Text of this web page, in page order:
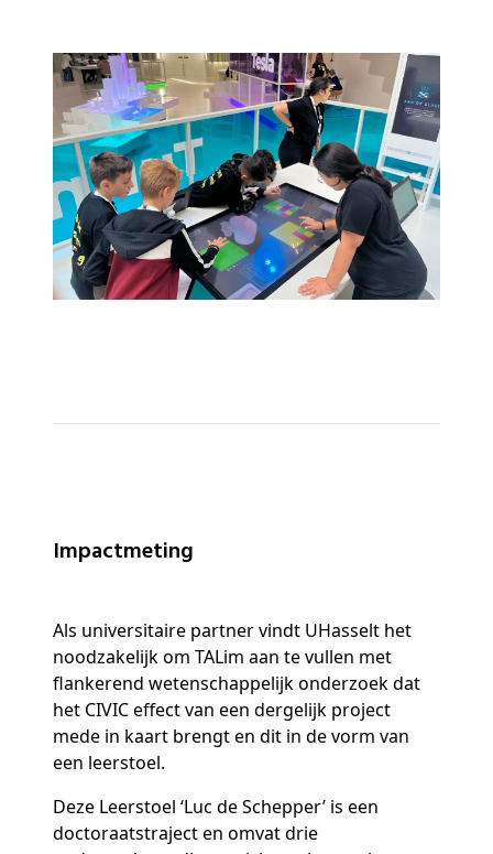
Impactmeting
Als universitaire partner vindt UHasselt het
noodzakelijk om TALim aan te vullen met
flankerend wetenschappelijk onderzoek dat
het CIVIC effect van een dergelijk project
mede in kaart brengt en dit in de vorm van
een leerstoel.
Deze Leerstoel ‘Luc de Schepper’ is een
doctoraatstraject en omvat drie